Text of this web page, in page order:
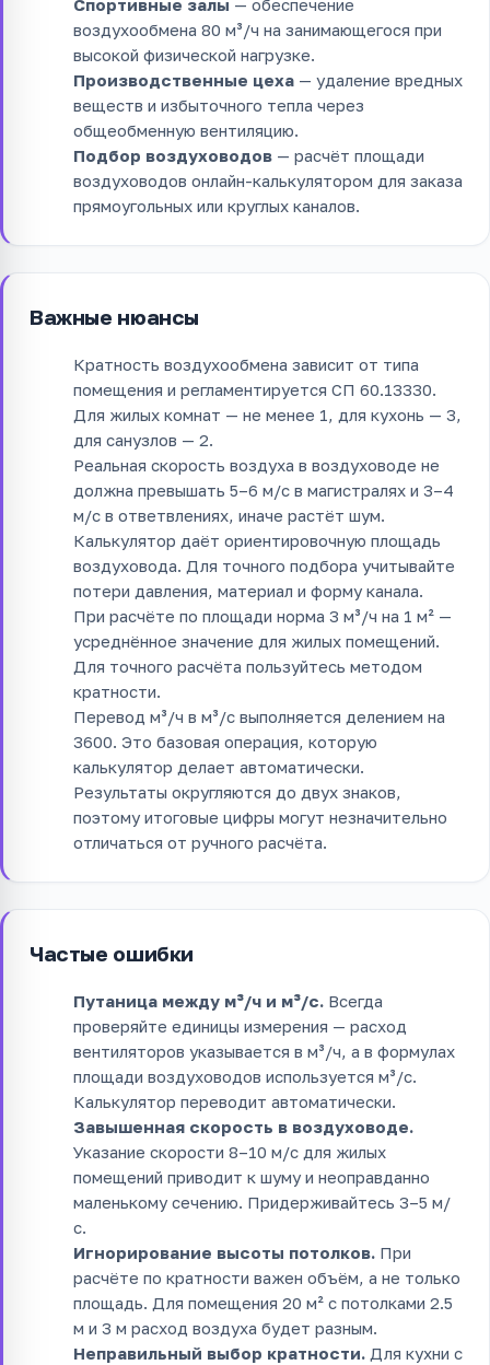
Спортивные залы — обеспечение
воздухообмена 80 м³/ч на занимающегося при
высокой физической нагрузке.
Производственные цеха — удаление вредных
веществ и избыточного тепла через
общеобменную вентиляцию.
Подбор воздуховодов — расчёт площади
воздуховодов онлайн-калькулятором для заказа
прямоугольных или круглых каналов.
Важные нюансы
Кратность воздухообмена зависит от типа
помещения и регламентируется СП 60.13330.
Для жилых комнат — не менее 1, для кухонь — 3,
для санузлов — 2.
Реальная скорость воздуха в воздуховоде не
должна превышать 5–6 м/с в магистралях и 3–4
м/с в ответвлениях, иначе растёт шум.
Калькулятор даёт ориентировочную площадь
воздуховода. Для точного подбора учитывайте
потери давления, материал и форму канала.
При расчёте по площади норма 3 м³/ч на 1 м² —
усреднённое значение для жилых помещений.
Для точного расчёта пользуйтесь методом
кратности.
Перевод м³/ч в м³/с выполняется делением на
3600. Это базовая операция, которую
калькулятор делает автоматически.
Результаты округляются до двух знаков,
поэтому итоговые цифры могут незначительно
отличаться от ручного расчёта.
Частые ошибки
Путаница между м³/ч и м³/с. Всегда
проверяйте единицы измерения — расход
вентиляторов указывается в м³/ч, а в формулах
площади воздуховодов используется м³/с.
Калькулятор переводит автоматически.
Завышенная скорость в воздуховоде.
Указание скорости 8–10 м/с для жилых
помещений приводит к шуму и неоправданно
маленькому сечению. Придерживайтесь 3–5 м/
с.
Игнорирование высоты потолков. При
расчёте по кратности важен объём, а не только
площадь. Для помещения 20 м² с потолками 2.5
м и 3 м расход воздуха будет разным.
Неправильный выбор кратности. Для кухни с